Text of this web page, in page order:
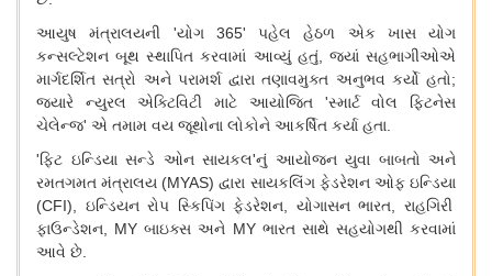
આયુષ
મંત્રાલયની 'યોગ365' પહેલ હેઠળ એક ખાસ
યોગ
કન્સલ્ટેશન બૂથ સ્થાપિત કરવામાં આવ્યું હતું, જ્યાં સહભાગીઓએ
માર્ગદર્શિત સત્રો અને પરામર્શ દ્વારા તણાવમુક્ત અનુભવ કર્યો હતો;
જ્યારે
ન્યુરલ એક્ટિવિટી માટે આયોજિત 'સ્માર્ટ વોલ
ફિટનેસ
ચેલેન્જ' એ તમામ વય જૂથોના લોકોને આકર્ષિત કર્યા હતા.
'ફિટ ઇન્ડિયા સન્ડે ઓન સાયકલ'નું આયોજન યુવા બાબતો અને
રમતગમત મંત્રાલય (MYAS)દ્વારા સાયકલિંગ ફેડરેશન ઓફ ઇન્ડિયા
(CFI), ઇન્ડિયન રોપ સ્કિપિંગ ફેડરેશન, યોગાસન ભારત, રાહગિરી
ફાઉન્ડેશન, MYબાઇક્સ અને MY ભારત સાથે સહયોગથી કરવામાં
આવે છે.